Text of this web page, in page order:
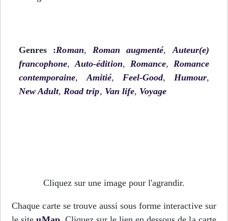
Genres :Roman, Roman augmenté, Auteur(e)
francophone,Auto-édition, Romance, Romance
contemporaine,Amitié, Feel-Good, Humour,
New Adult, Road trip, Van life, Voyage
Cliquez sur une image pour l'agrandir.
Chaque carte se trouve aussi sous forme interactive sur